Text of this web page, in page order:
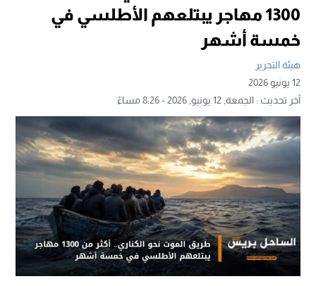
1300 مهاجر يبتلعهم الأطلسي في
خمسة أشهر
هيئة التحرير
12 يونيو 2026
آخر تحديث :الجمعة, 12 يونيو, 2026 - 8:26 مساءً